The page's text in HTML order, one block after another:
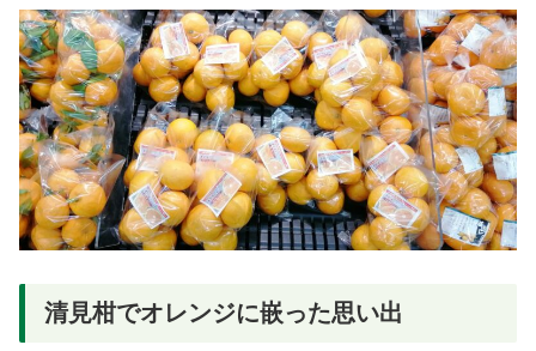
清見柑でオレンジに嵌った思い出